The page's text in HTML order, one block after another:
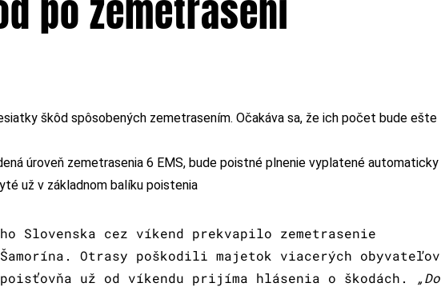
po zemetrasení
škôd spôsobených zemetrasením. Očakáva sa, že ich počet bude ešte
úroveň zemetrasenia 6 EMS, bude poistné plnenie vyplatené automaticky
už v základnom balíku poistenia
Slovenska cez víkend prekvapilo zemetrasenie
Otrasy poškodili majetok viacerých obyvateľov
už od víkendu prijíma hlásenia o škodách.
„Do